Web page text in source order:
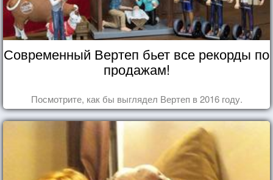
Современный Вертеп бьет все рекорды по
продажам!
Посмотрите, как бы выглядел Вертеп в 2016 году.